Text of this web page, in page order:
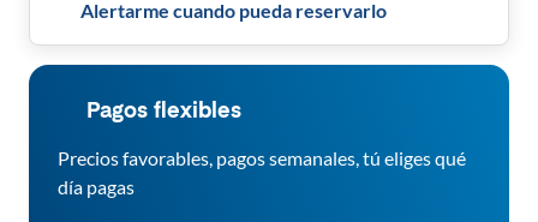
Alertarme cuando pueda reservarlo
Pagos flexibles
Precios favorables, pagos semanales, tú eliges qué
día pagas